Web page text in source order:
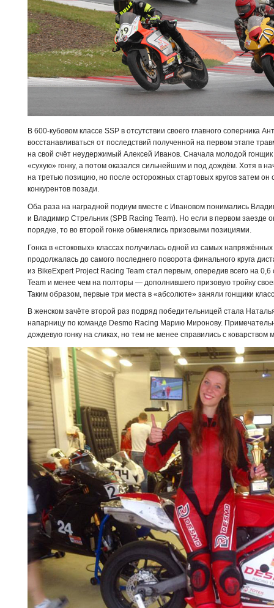
В 600-кубовом классе SSP в отсутствии своего главного соперника
восстанавливаться от последствий полученной на первом этапе
на свой счёт неудержимый Алексей Иванов. Сначала молодой
«сухую» гонку, а потом оказался сильнейшим и под дождём. Хотя в
на третью позицию, но после осторожных стартовых кругов затем он
конкурентов позади.
Оба раза на наградной подиум вместе с Ивановом понимались
и Владимир Стрельник (SPB Racing Team). Но если в первом заезде
порядке, то во второй гонке обменялись призовыми позициями.
Гонка в «стоковых» классах получилась одной из самых
продолжалась до самого последнего поворота финального круга
из BikeExpert Project Racing Team стал первым, опередив всего на
Team и менее чем на полторы — дополнившего призовую тройку
Таким образом, первые три места в «абсолюте» заняли гонщики
В женском зачёте второй раз подряд победительницей стала
напарницу по команде Desmo Racing Марию Миронову.
дождевую гонку на сликах, но тем не менее справились с коварством